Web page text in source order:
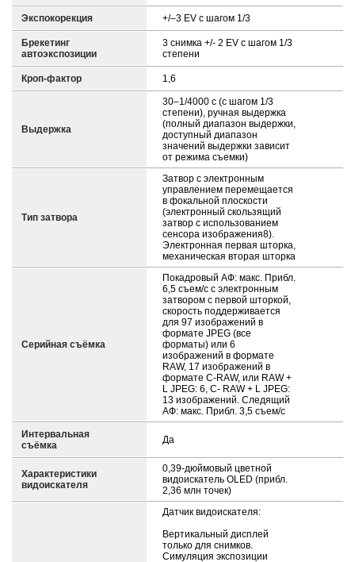
Экспокорекция +/–3 EV с шагом 1/3
Брекетинг
автоэкспозиции
3 снимка +/- 2 EV с шагом 1/3
степени
Кроп-фактор 1,6
Выдержка
30–1/4000 с (с шагом 1/3
степени), ручная выдержка
(полный диапазон выдержки,
доступный диапазон
значений выдержки зависит
от режима съемки)
Тип затвора
Затвор с электронным
управлением перемещается
в фокальной плоскости
(электронный скользящий
затвор с использованием
сенсора изображения8).
Электронная первая шторка,
механическая вторая шторка
Серийная съёмка
Покадровый АФ: макс. Прибл.
6,5 съем/с с электронным
затвором с первой шторкой,
скорость поддерживается
для 97 изображений в
формате JPEG (все
форматы) или 6
изображений в формате
RAW, 17 изображений в
формате C-RAW, или RAW +
L JPEG: 6, C- RAW + L JPEG:
13 изображений. Следящий
АФ: макс. Прибл. 3,5 съем/с
Интервальная
съёмка
Да
Характеристики
видоискателя
0,39-дюймовый цветной
видоискатель OLED (прибл.
2,36 млн точек)
Датчик видоискателя:
Вертикальный дисплей
только для снимков.
Симуляция экспозиции